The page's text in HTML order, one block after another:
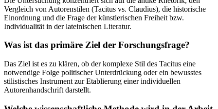
Vergleich von Autorenstilen (Tacitus vs. Claudius), die historische
Einordnung und die Frage der künstlerischen Freiheit bzw.
Individualität in der lateinischen Literatur.
Was ist das primäre Ziel der Forschungsfrage?
Das Ziel ist es zu klären, ob der komplexe Stil des Tacitus eine
notwendige Folge politischer Unterdrückung oder ein bewusstes
stilistisches Instrument zur Etablierung einer individuellen
Autorenhandschrift darstellt.